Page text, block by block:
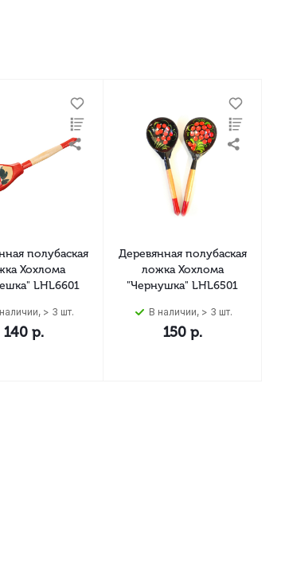
полубаская
Хохлома
LHL6601
> 3 шт.
140 р.
Деревянная полубаская
ложка Хохлома
"Чернушка" LHL6501
В наличии, > 3 шт.
150р.